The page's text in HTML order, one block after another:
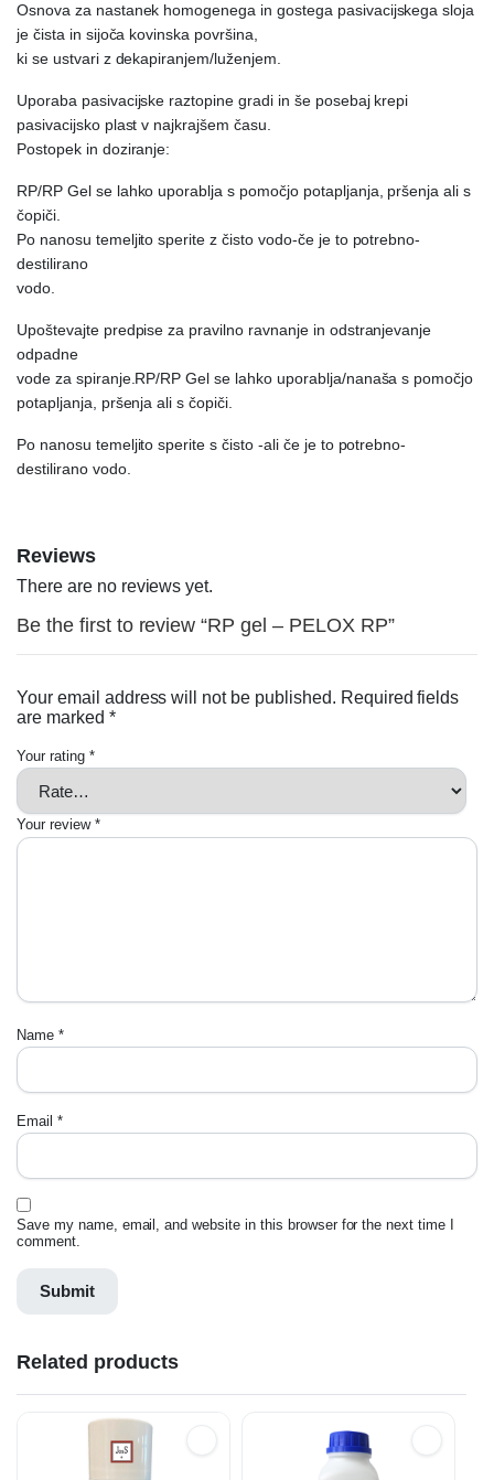
Osnova za nastanek homogenega in gostega pasivacijskega sloja
je čista in sijoča kovinska površina,
ki se ustvari z dekapiranjem/luženjem.
Uporaba pasivacijske raztopine gradi in še posebaj krepi
pasivacijsko plast v najkrajšem času.
Postopek in doziranje:
RP/RP Gel se lahko uporablja s pomočjo potapljanja, pršenja ali s
čopiči.
Po nanosu temeljito sperite z čisto vodo-če je to potrebno-
destilirano
vodo.
Upoštevajte predpise za pravilno ravnanje in odstranjevanje
odpadne
vode za spiranje.RP/RP Gel se lahko uporablja/nanaša s pomočjo
potapljanja, pršenja ali s čopiči.
Po nanosu temeljito sperite s čisto -ali če je to potrebno-
destilirano vodo.
Reviews
There are no reviews yet.
Be the first to review “RP gel – PELOX RP”
Your email address will not be published. Required fields
are marked *
Your rating *
Your review *
Name *
Email *
Save my name, email, and website in this browser for the next time I
comment.
Related products